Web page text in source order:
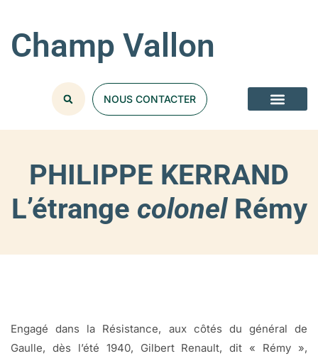
Champ Vallon
NOUS CONTACTER
PHILIPPE KERRAND
L’étrange colonelRémy
Engagé dans la Résistance, aux côtés du général de
Gaulle, dès l’été 1940, Gilbert Renault, dit « Rémy »,